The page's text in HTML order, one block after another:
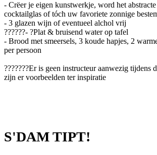
- Crëer je eigen kunstwerkje, word het
cocktailglas of tóch uw favoriete zonnige
- 3 glazen wijn of eventueel alchol vrij
??????- ?Plat & bruisend water op tafel
- Brood met smeersels, 3 koude hapjes, 2
per persoon
???????Er is geen instructeur aanwezig tijdens
zijn er voorbeelden ter inspiratie
S'DAM TIPT!